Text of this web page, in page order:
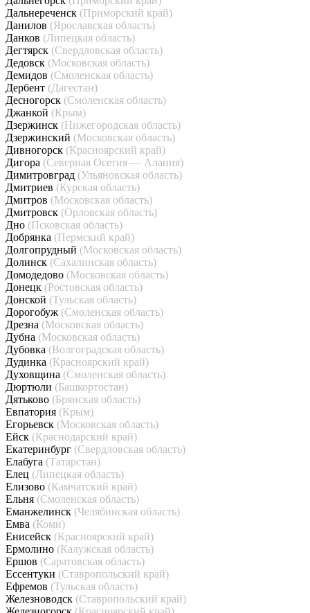
Дальнереченск (Приморский край)
Данилов (Ярославская область)
Данков (Липецкая область)
Дегтярск (Свердловская область)
Дедовск (Московская область)
Демидов (Смоленская область)
Дербент (Дагестан)
Десногорск (Смоленская область)
Джанкой (Крым)
Дзержинск (Нижегородская область)
Дзержинский (Московская область)
Дивногорск (Красноярский край)
Дигора (Северная Осетия — Алания)
Димитровград (Ульяновская область)
Дмитриев (Курская область)
Дмитров (Московская область)
Дмитровск (Орловская область)
Дно (Псковская область)
Добрянка (Пермский край)
Долгопрудный (Московская область)
Долинск (Сахалинская область)
Домодедово (Московская область)
Донецк (Ростовская область)
Донской (Тульская область)
Дорогобуж (Смоленская область)
Дрезна (Московская область)
Дубна (Московская область)
Дубовка (Волгоградская область)
Дудинка (Красноярский край)
Духовщина (Смоленская область)
Дюртюли (Башкортостан)
Дятьково (Брянская область)
Евпатория (Крым)
Егорьевск (Московская область)
Ейск (Краснодарский край)
Екатеринбург (Свердловская область)
Елабуга (Татарстан)
Елец (Липецкая область)
Елизово (Камчатский край)
Ельня (Смоленская область)
Еманжелинск (Челябинская область)
Емва (Коми)
Енисейск (Красноярский край)
Ермолино (Калужская область)
Ершов (Саратовская область)
Ессентуки (Ставропольский край)
Ефремов (Тульская область)
Железноводск (Ставропольский край)